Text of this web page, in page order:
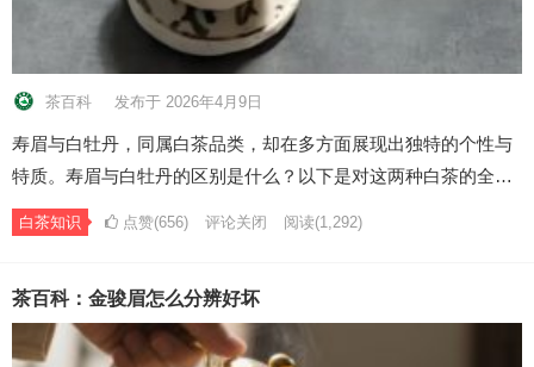
茶百科 发布于 2026年4月9日
寿眉与白牡丹，同属白茶品类，却在多方面展现出独特的个性与
特质。寿眉与白牡丹的区别是什么？以下是对这两种白茶的全…
白茶知识 点赞(656) 评论关闭 阅读(1,292)
茶百科：金骏眉怎么分辨好坏